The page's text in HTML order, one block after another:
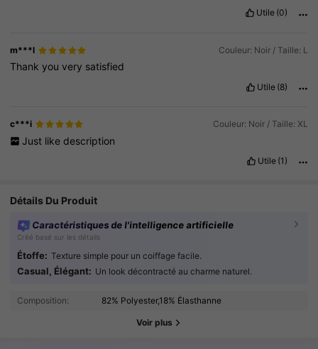
Utile (0)
m***l Couleur: Noir / Taille: L
Thankyouvery satisfied
Utile (8)
c***i Couleur: Noir / Taille: XL
Just like description
Utile (1)
Détails Du Produit
Caractéristiques de l'intelligence artificielle
Créé basé sur les détails
Étoffe: Texture simple pour un coiffage facile.
Casual, Élégant: Un look décontracté au charme naturel.
Composition: 82% Polyester,18% Élasthanne
Voir plus
316K Suiveurs